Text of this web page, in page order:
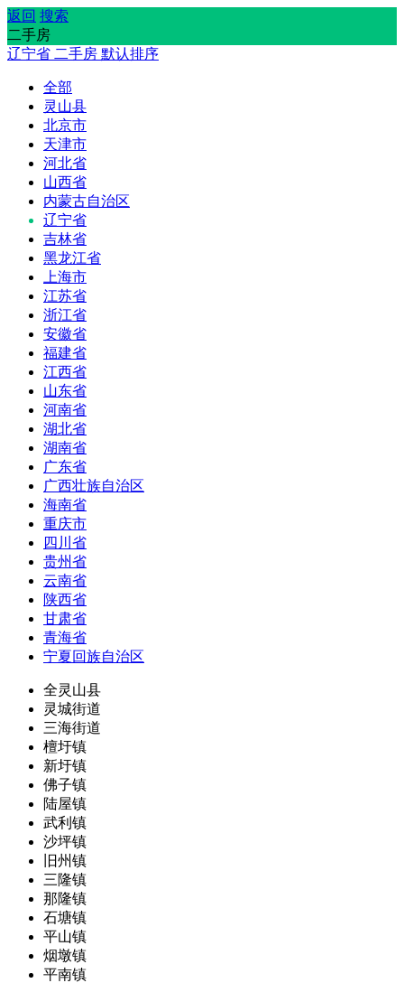
返回 搜索
二手房
辽宁省 二手房 默认排序
全部
灵山县
北京市
天津市
河北省
山西省
内蒙古自治区
辽宁省
吉林省
黑龙江省
上海市
江苏省
浙江省
安徽省
福建省
江西省
山东省
河南省
湖北省
湖南省
广东省
广西壮族自治区
海南省
重庆市
四川省
贵州省
云南省
陕西省
甘肃省
青海省
宁夏回族自治区
全灵山县
灵城街道
三海街道
檀圩镇
新圩镇
佛子镇
陆屋镇
武利镇
沙坪镇
旧州镇
三隆镇
那隆镇
石塘镇
平山镇
烟墩镇
平南镇